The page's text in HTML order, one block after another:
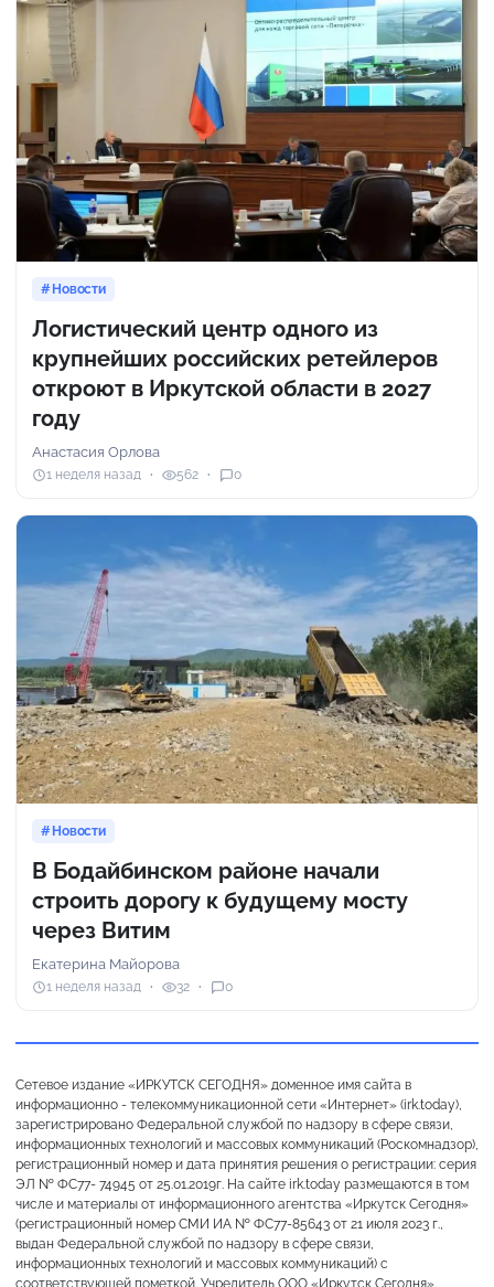
Новости
Логистический центр одного из
крупнейших российских ретейлеров
откроют в Иркутской области в 2027
году
Анастасия Орлова
1 неделя назад 562 0
Новости
В Бодайбинском районе начали
строить дорогу к будущему мосту
через Витим
Екатерина Майорова
1 неделя назад 32 0
Сетевое издание «ИРКУТСК СЕГОДНЯ» доменное имя сайта в
информационно - телекоммуникационной сети «Интернет» (irk.today),
зарегистрировано Федеральной службой по надзору в сфере связи,
информационных технологий и массовых коммуникаций (Роскомнадзор),
регистрационный номер и дата принятия решения о регистрации: серия
ЭЛ № ФС77- 74945 от 25.01.2019г. На сайте irk.today размещаются в том
числе и материалы от информационного агентства «Иркутск Сегодня»
(регистрационный номер СМИ ИА № ФС77-85643 от 21 июля 2023 г.,
выдан Федеральной службой по надзору в сфере связи,
информационных технологий и массовых коммуникаций) с
соответствующей пометкой. Учредитель ООО «Иркутск Сегодня».